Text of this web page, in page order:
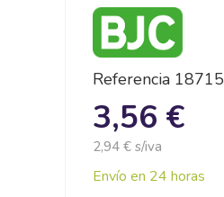
Referencia 18715
3,56 €
2,94 € s/iva
Envío en 24 horas